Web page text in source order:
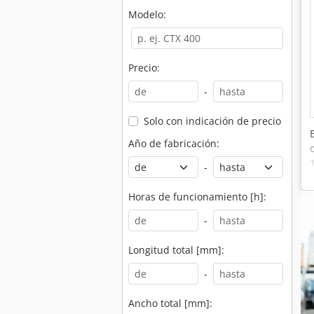
Modelo:
Precio:
-
Solo con indicación de precio
Año de fabricación:
-
Horas de funcionamiento [h]:
-
Longitud total [mm]:
-
Ancho total [mm]: